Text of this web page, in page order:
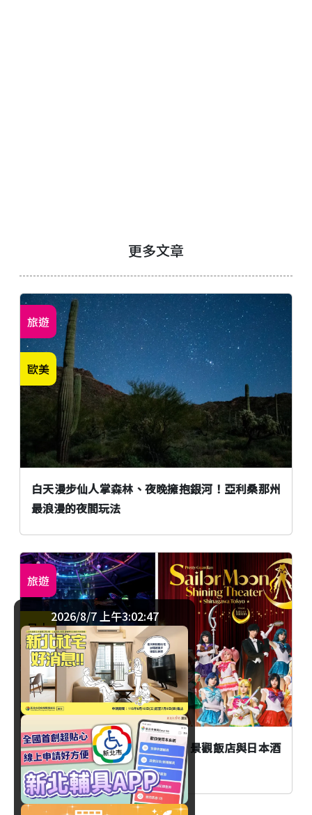
更多文章
白天漫步仙人掌森林、夜晚擁抱銀河！亞利桑那州
最浪漫的夜間玩法
旅遊
歐美
東京大人暑休提案！品川劇場、景觀飯店與日本酒
冰淇淋一次收藏
旅遊
日本
2026/8/7 上午3:02:47